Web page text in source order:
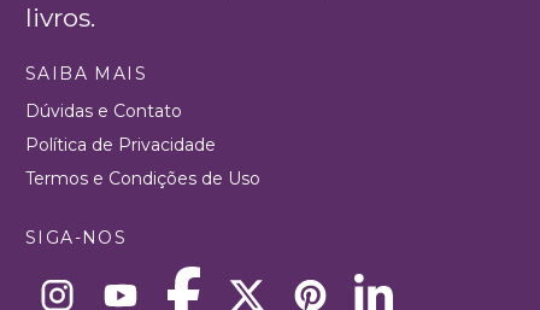
livros.
SAIBA MAIS
Dúvidas e Contato
Política de Privacidade
Termos e Condições de Uso
SIGA-NOS